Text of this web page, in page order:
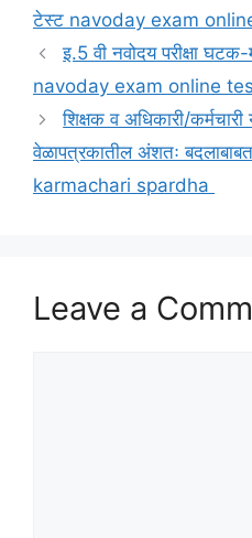
टेस्ट navoday exam
इ.5 वी नवोदय परीक्षा
navoday exam online
शिक्षक व अधिकारी/कर्मचारी
वेळापत्रकातील अंशतः
karmachari spardha
Leave a